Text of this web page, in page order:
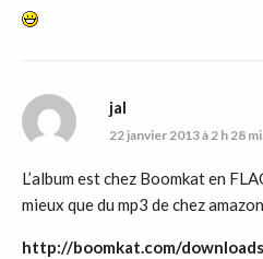
jal
22 janvier 2013 à 2 h 28
L’album est chez Boomkat en
mieux que du mp3 de chez
http://boomkat.com/